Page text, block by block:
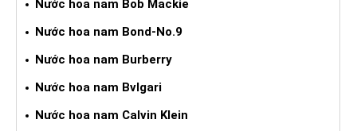
Nước hoa nam Bob Mackie
Nước hoa nam Bond-No.9
Nước hoa nam Burberry
Nước hoa nam Bvlgari
Nước hoa nam Calvin Klein